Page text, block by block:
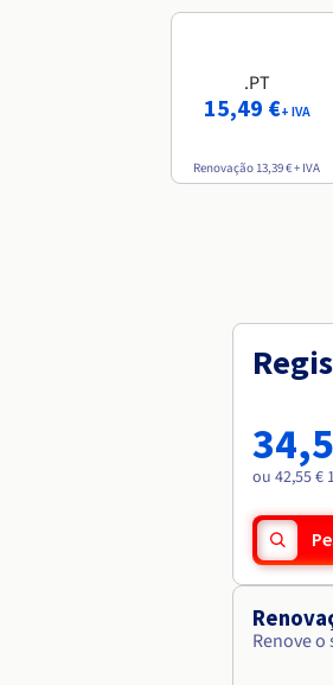
.PT
15,49 €+ IVA
Renovação 13,39 €+ IVA
ou 42,55 €
Renove